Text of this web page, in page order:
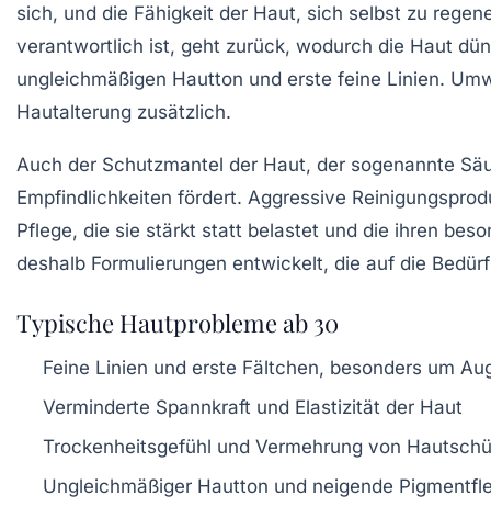
sich, und die Fähigkeit der Haut, sich selbst zu
verantwortlich ist, geht zurück, wodurch die Haut
ungleichmäßigen Hautton und erste feine Linien.
Hautalterung zusätzlich.
Auch der Schutzmantel der Haut, der sogenannte
Empfindlichkeiten fördert. Aggressive
Pflege, die sie stärkt statt belastet und die ihren
deshalb Formulierungen entwickelt, die auf die
Typische Hautprobleme ab 30
Feine Linien und erste Fältchen, besonders um
Verminderte Spannkraft und Elastizität der Haut
Trockenheitsgefühl und Vermehrung von
Ungleichmäßiger Hautton und neigende